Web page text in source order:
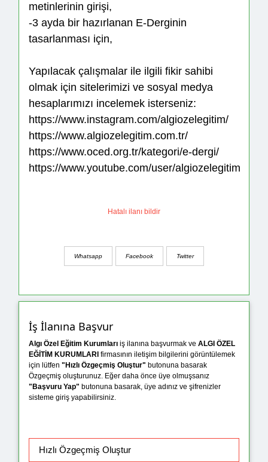
metinlerinin girişi,
-3 ayda bir hazırlanan E-Derginin
tasarlanması için,
Yapılacak çalışmalar ile ilgili fikir sahibi
olmak için sitelerimizi ve sosyal medya
hesaplarımızı incelemek isterseniz:
https://www.instagram.com/algiozelegitim/
https://www.algiozelegitim.com.tr/
https://www.oced.org.tr/kategori/e-dergi/
https://www.youtube.com/user/algiozelegitim
Hatalı ilanı bildir
Whatsapp Facebook Twitter
İş İlanına Başvur
Algı Özel Eğitim Kurumları iş ilanına başvurmak ve ALGI ÖZEL
EĞİTİM KURUMLARI firmasının iletişim bilgilerini görüntülemek
için lütfen "Hızlı Özgeçmiş Oluştur" butonuna basarak
Özgeçmiş oluşturunuz. Eğer daha önce üye olmuşsanız
"Başvuru Yap" butonuna basarak, üye adınız ve şifrenizler
sisteme giriş yapabilirsiniz.